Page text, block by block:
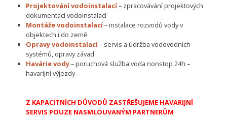
Projektování vodoinstalací– zpracovávání projektových
dokumentací vodoinstalací
Montáže vodoinstalací– instalace rozvodů vody v
objektech i do země
Opravy vodoinstalací– servis a údržba vodovodních
systémů, opravy závad
Havárie vody– poruchová služba voda nonstop 24h –
havarijní výjezdy –
Z KAPACITNÍCH DŮVODŮ ZASTŘEŠUJEME HAVARIJNÍ
SERVIS POUZE NASMLOUVANÝM PARTNERŮM